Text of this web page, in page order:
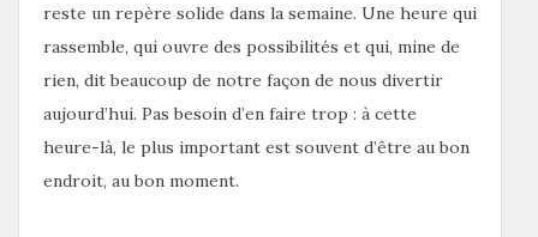
reste un repère solide dans la semaine. Une heure qui
rassemble, qui ouvre des possibilités et qui, mine de
rien, dit beaucoup de notre façon de nous divertir
aujourd’hui. Pas besoin d’en faire trop : à cette
heure-là, le plus important est souvent d’être au bon
endroit, au bon moment.